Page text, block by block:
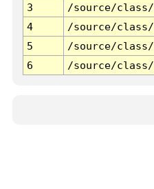
3
/source/
4
/source/
5
/source/
6
/source/